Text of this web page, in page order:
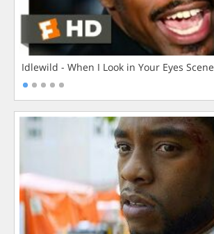
Idlewild - When I Look in Your Eyes Scene